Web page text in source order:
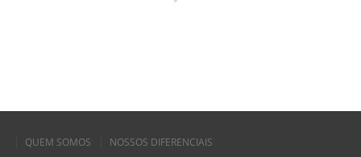
QUEM SOMOS
NOSSOS DIFERENCIAIS